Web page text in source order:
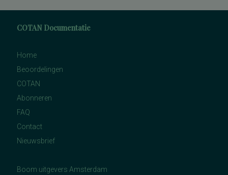
COTAN Documentatie
Home
Beoordelingen
COTAN
Abonneren
FAQ
Contact
Nieuwsbrief
Boom uitgevers Amsterdam